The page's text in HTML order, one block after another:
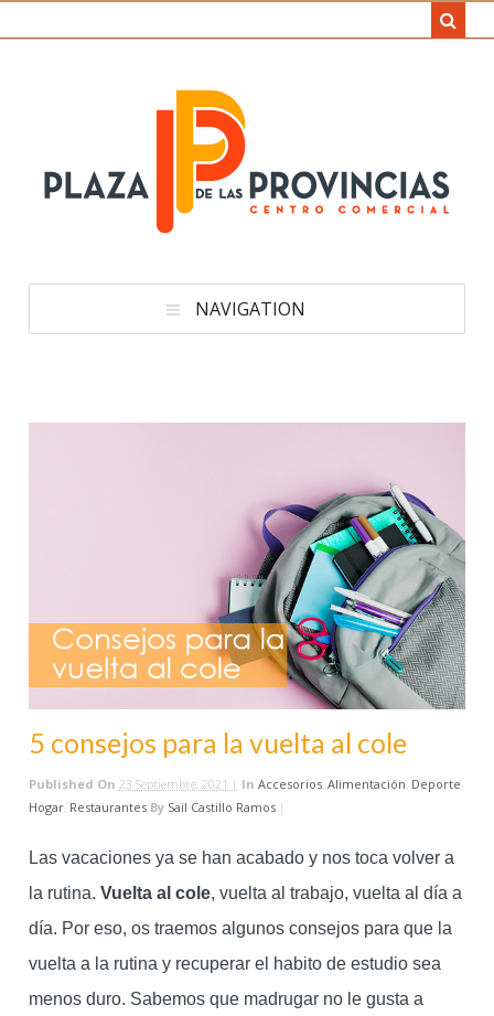
NAVIGATION
5 consejos para la vuelta al cole
Published On 23 Septiembre, 2021 | In Accesorios, Alimentación, Deporte,
Hogar, Restaurantes By Sail Castillo Ramos|
Las vacaciones ya se han acabado y nos toca volver a
la rutina. Vuelta al cole, vuelta al trabajo, vuelta al día a
día. Por eso, os traemos algunos consejos para que la
vuelta a la rutina y recuperar el habito de estudio sea
menos duro. Sabemos que madrugar no le gusta a